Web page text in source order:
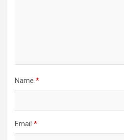
Name *
Email *